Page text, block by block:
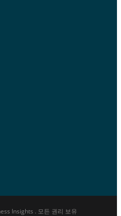
Insights . 모든 권리 보유